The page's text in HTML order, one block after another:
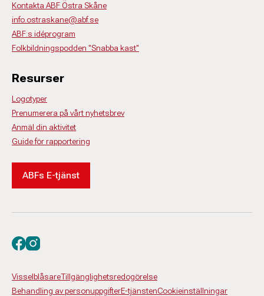
Kontakta ABF Östra Skåne
info.ostraskane@abf.se
ABF:s idéprogram
Folkbildningspodden "Snabba kast"
Resurser
Logotyper
Prenumerera på vårt nyhetsbrev
Anmäl din aktivitet
Guide för rapportering
ABFs E-tjänst
VisselblåsareTillgänglighetsredogörelse
Behandling av personuppgifterE-tjänstenCookieinställningar
Besök oss på facebook
Besök oss på instagram